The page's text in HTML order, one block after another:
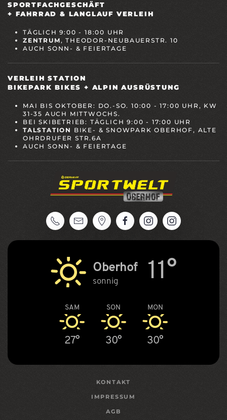
SPORTFACHGESCHÄFT
+ FAHRRAD & LANGLAUF VERLEIH
TÄGLICH 9:00 - 18:00 UHR
ZENTRUM, THEODOR-NEUBAUERSTR. 10
AUCH SONN- & FEIERTAGE
VERLEIH STATION
BIKEPARK BIKES + ALPIN AUSRÜSTUNG
MAI BIS OKTOBER: DO.-SO. 10:00 - 17:00 UHR, KW
31-35 AUCH MITTWOCHS.
BEI SKIBETRIEB: TÄGLICH 9:00 - 17:00 UHR
TALSTATION BIKE- & SNOWPARK OBERHOF, ALTE
OHRDRUFER STR.6A
AUCH SONN- & FEIERTAGE
Oberhof
sonnig 11°
SAM
27°
SON
30°
MON
30°
KONTAKT
IMPRESSUM
AGB